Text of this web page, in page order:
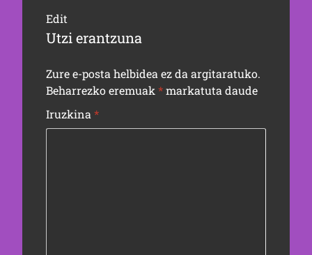
Edit
Utzi erantzuna
Zure e-posta helbidea ez da argitaratuko.
Beharrezko eremuak *markatuta daude
Iruzkina *